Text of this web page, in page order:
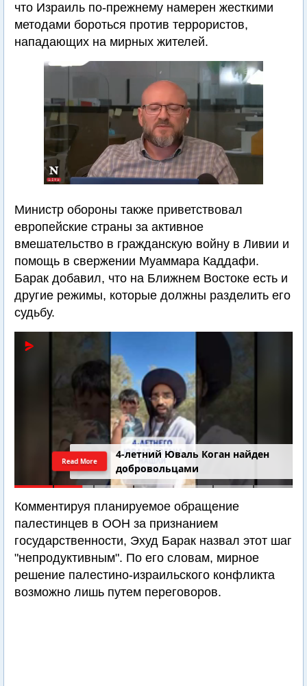
что Израиль по-прежнему намерен жесткими
методами бороться против террористов,
нападающих на мирных жителей.
Министр обороны также приветствовал
европейские страны за активное
вмешательство в гражданскую войну в Ливии и
помощь в свержении Муаммара Каддафи.
Барак добавил, что на Ближнем Востоке есть и
другие режимы, которые должны разделить его
судьбу.
4-летний Юваль Коган найден
добровольцами
Read More
Комментируя планируемое обращение
палестинцев в ООН за признанием
государственности, Эхуд Барак назвал этот шаг
"непродуктивным". По его словам, мирное
решение палестино-израильского конфликта
возможно лишь путем переговоров.